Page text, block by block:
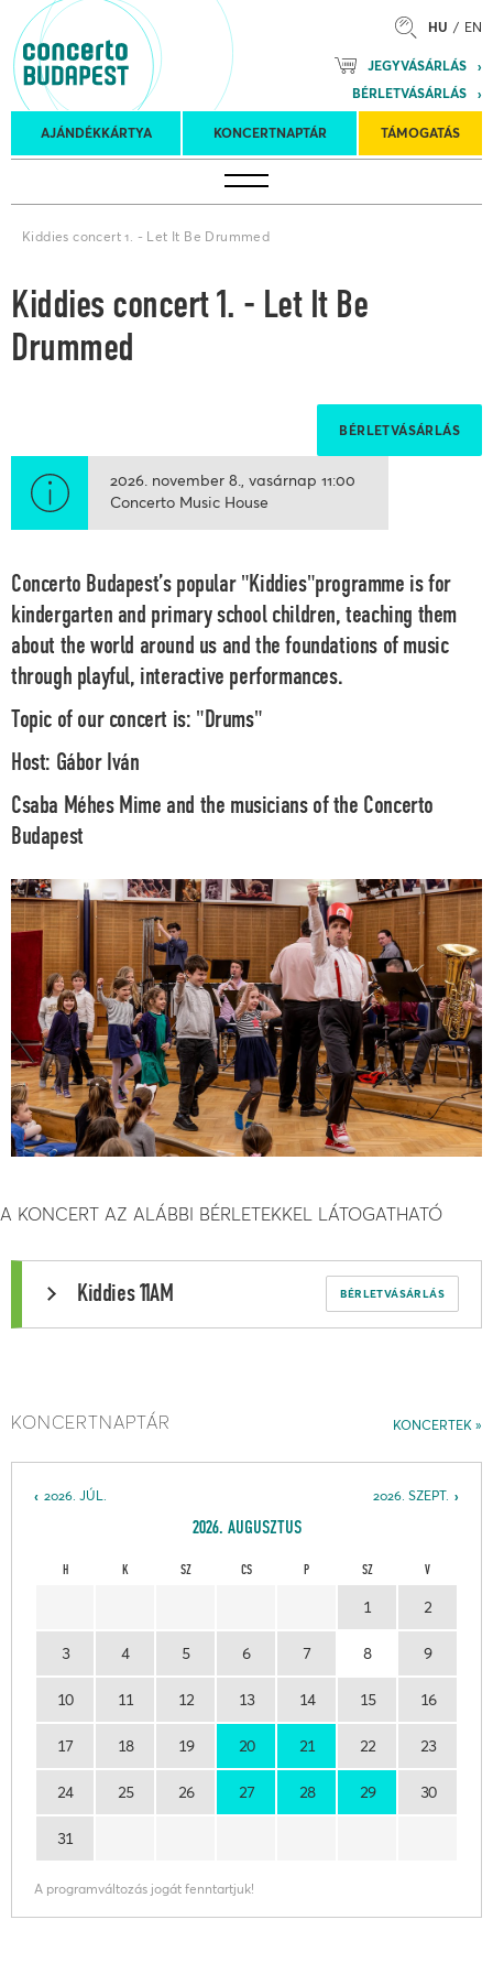
HU EN
JEGYVÁSÁRLÁS
BÉRLETVÁSÁRLÁS
AJÁNDÉKKÁRTYA KONCERTNAPTÁR TÁMOGATÁS
Koncertnaptár
turnék
Kulturális
Program
Felkéréses
koncertek
Kiddies concert 1. - Let It Be Drummed
Kiddies concert 1. - Let It Be
Drummed
BÉRLETVÁSÁRLÁS
2026. november 8. vasárnap 11:00
Concerto Music House
Concerto Budapest’s popular "Kiddies"programme is for
kindergarten and primary school children, teaching them
about the world around us and the foundations of music
through playful, interactive performances.
Topic of our concert is: "Drums"
Host: Gábor Iván
Csaba Méhes Mime and the musicians of the Concerto
Budapest
A KONCERT AZ ALÁBBI BÉRLETEKKEL LÁTOGATHATÓ
BÉRLETVÁSÁRLÁS
Kiddies 11AM
KONCERTEK
KONCERTNAPTÁR
2026. SZEPT.
2026. JÚL.
2026. AUGUSZTUS
H K SZ CS P SZ V
1 2
3 4 5 6 7 8 9
10 11 12 13 14 15 16
17 18 19 20 21 22 23
24 25 26 27 28 29 30
31
A programváltozás jogát fenntartjuk!